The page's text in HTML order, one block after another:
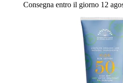
Consegna entro il giorno 12